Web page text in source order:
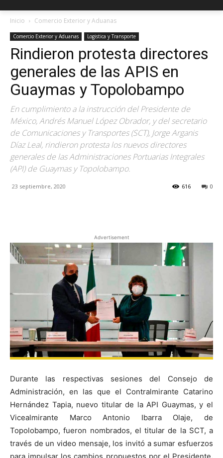
Inicio Comercio Exterior y Aduanas
Comercio Exterior y Aduanas Logistica y Transporte
Rindieron protesta directores
generales de las APIS en
Guaymas y Topolobampo
En cumplimiento a la instrucción del Presidente de
México, Andrés Manuel López Obrador, y del secretario
de Comunicaciones y Transportes (SCT), Jorge Arganis
Díaz Leal, rindieron protesta los nuevos directores
generales de las Administraciones Portuarias Integrales
(API) de Guaymas y Topolobampo.
23 septiembre, 2020 0
616
Advertisement
Durante las respectivas sesiones del Consejo de
Administración, en las que el Contralmirante Catarino
Hernández Tapia, nuevo titular de la API Guaymas, y el
Vicealmirante Marco Antonio Ibarra Olaje, de
Topolobampo, fueron nombrados, el titular de la SCT, a
través de un video mensaje, los invitó a sumar esfuerzos